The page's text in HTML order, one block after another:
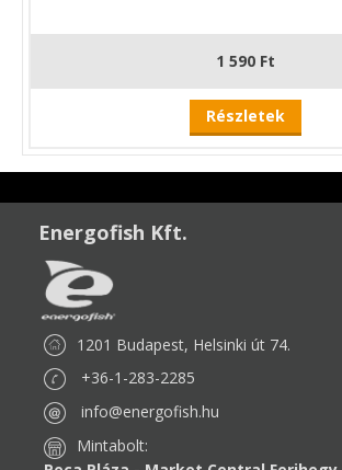
1 590 Ft
Részletek
Energofish Kft.
1201 Budapest, Helsinki út 74.
+36-1-283-2285
info@energofish.hu
Mintabolt: